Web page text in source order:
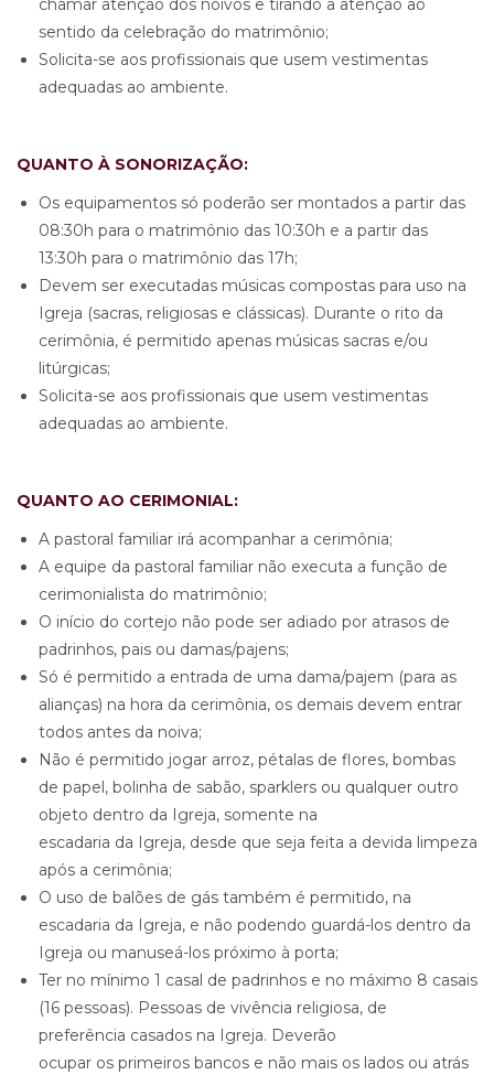
chamar atenção dos noivos e tirando a atenção ao
sentido da celebração do matrimônio;
Solicita-se aos profissionais que usem vestimentas
adequadas ao ambiente.
QUANTO À SONORIZAÇÃO:
Os equipamentos só poderão ser montados a partir das
08:30h para o matrimônio das 10:30h e a partir das
13:30h para o matrimônio das 17h;
Devem ser executadas músicas compostas para uso na
Igreja (sacras, religiosas e clássicas). Durante o rito da
cerimônia, é permitido apenas músicas sacras e/ou
litúrgicas;
Solicita-se aos profissionais que usem vestimentas
adequadas ao ambiente.
QUANTO AO CERIMONIAL:
A pastoral familiar irá acompanhar a cerimônia;
A equipe da pastoral familiar não executa a função de
cerimonialista do matrimônio;
O início do cortejo não pode ser adiado por atrasos de
padrinhos, pais ou damas/pajens;
Só é permitido a entrada de uma dama/pajem (para as
alianças) na hora da cerimônia, os demais devem entrar
todos antes da noiva;
Não é permitido jogar arroz, pétalas de flores, bombas
de papel, bolinha de sabão, sparklers ou qualquer outro
objeto dentro da Igreja, somente na
escadaria da Igreja, desde que seja feita a devida limpeza
após a cerimônia;
O uso de balões de gás também é permitido, na
escadaria da Igreja, e não podendo guardá-los dentro da
Igreja ou manuseá-los próximo à porta;
Ter no mínimo 1 casal de padrinhos e no máximo 8 casais
(16 pessoas). Pessoas de vivência religiosa, de
preferência casados na Igreja. Deverão
ocupar os primeiros bancos e não mais os lados ou atrás